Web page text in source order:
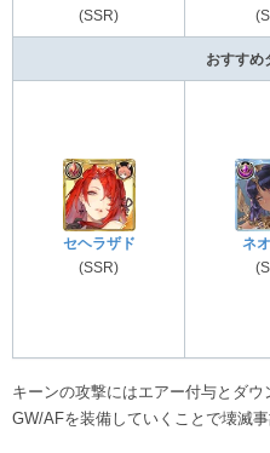
(SSR)
おすすめ
セヘラザド
(SSR)
ネ
キーンの攻撃にはエアー付与とダ
GW/AFを装備していくことで壊滅事